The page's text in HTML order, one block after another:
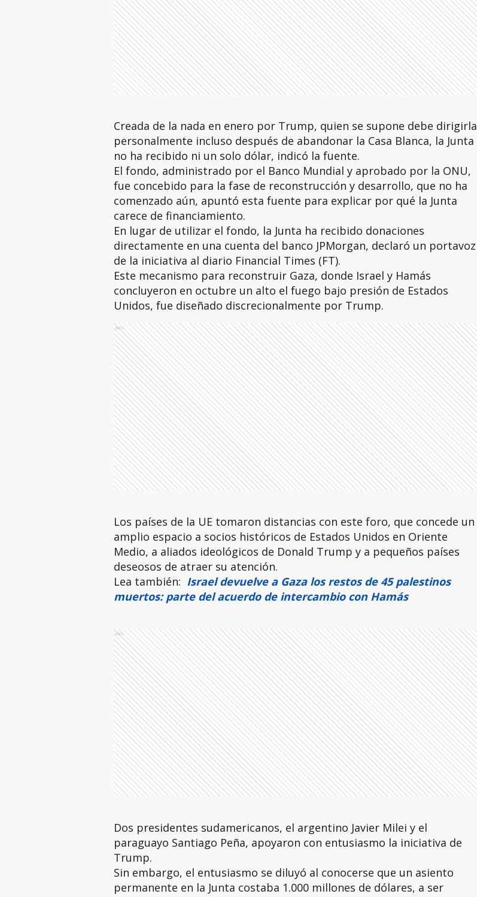
Creada de la nada en enero por Trump, quien se supone debe dirigirla
personalmente incluso después de abandonar la Casa Blanca, la Junta
no ha recibido ni un solo dólar, indicó la fuente.
El fondo, administrado por el Banco Mundial y aprobado por la ONU,
fue concebido para la fase de reconstrucción y desarrollo, que no ha
comenzado aún, apuntó esta fuente para explicar por qué la Junta
carece de financiamiento.
En lugar de utilizar el fondo, la Junta ha recibido donaciones
directamente en una cuenta del banco JPMorgan, declaró un portavoz
de la iniciativa al diario Financial Times (FT).
Este mecanismo para reconstruir Gaza, donde Israel y Hamás
concluyeron en octubre un alto el fuego bajo presión de Estados
Unidos, fue diseñado discrecionalmente por Trump.
Ads
Los países de la UE tomaron distancias con este foro, que concede un
amplio espacio a socios históricos de Estados Unidos en Oriente
Medio, a aliados ideológicos de Donald Trump y a pequeños países
deseosos de atraer su atención.
Lea también: Israel devuelve a Gaza los restos de 45 palestinos
muertos: parte del acuerdo de intercambio con Hamás
Ads
Dos presidentes sudamericanos, el argentino Javier Milei y el
paraguayo Santiago Peña, apoyaron con entusiasmo la iniciativa de
Trump.
Sin embargo, el entusiasmo se diluyó al conocerse que un asiento
permanente en la Junta costaba 1.000 millones de dólares, a ser